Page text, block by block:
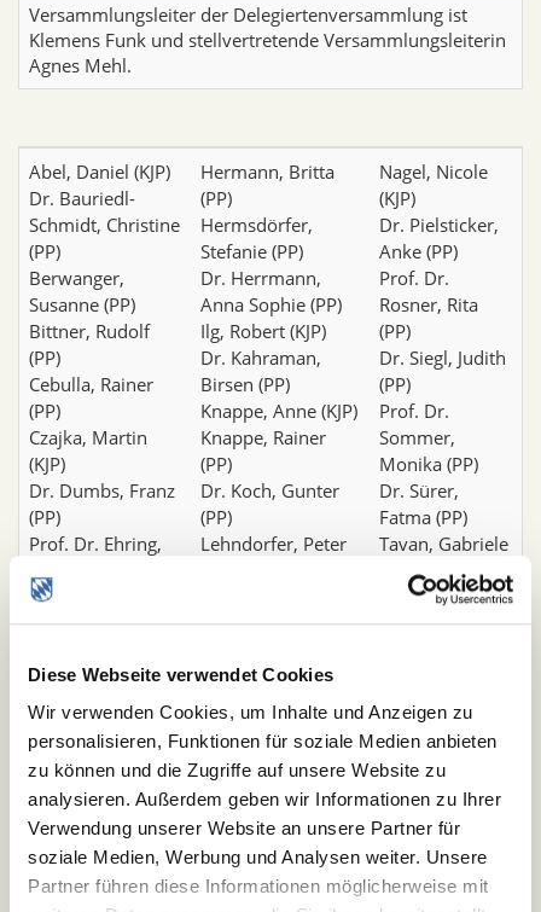
Diese Webseite verwendet Cookies
Wir verwenden Cookies, um Inhalte und Anzeigen zu
personalisieren, Funktionen für soziale Medien anbieten
zu können und die Zugriffe auf unsere Website zu
analysieren. Außerdem geben wir Informationen zu Ihrer
Verwendung unserer Website an unsere Partner für
soziale Medien, Werbung und Analysen weiter. Unsere
Partner führen diese Informationen möglicherweise mit
Versammlungsleiter der Delegiertenversammlung ist
Klemens Funk und stellvertretende Versammlungsleiterin
Agnes Mehl.
Abel, Daniel (KJP)
Dr. Bauriedl-
Schmidt, Christine
(PP)
Berwanger,
Susanne (PP)
Bittner, Rudolf
(PP)
Cebulla, Rainer
(PP)
Czajka, Martin
(KJP)
Dr. Dumbs, Franz
(PP)
Prof. Dr. Ehring,
Enzinger, Theresa
(PP)
Nölkenbockhoff,
Janine (PP)
Funk, Klemens
(PP)
Gorgas, Birgit (PP)
Dr. Gottschalk,
Anja (PP)
Grieshaber, Klara
Josefin (KJP)
Hermann, Britta
(PP)
Hermsdörfer,
Stefanie (PP)
Dr. Herrmann,
Anna Sophie (PP)
Ilg, Robert (KJP)
Dr. Kahraman,
Birsen (PP)
Knappe, Anne (KJP)
Knappe, Rainer
(PP)
Dr. Koch, Gunter
(PP)
Lehndorfer, Peter
Leinberger, Beate
Priv.-Doz. Dr.
Maragkos, Markos
(PP)
Dr. Marwitz,
Michael (PP)
Mehl, Agnes (PP)
Melcop, Gabriele
(KJP)
Dr. Melcop,
Nagel, Nicole
(KJP)
Dr. Pielsticker,
Anke (PP)
Prof. Dr.
Rosner, Rita
(PP)
Dr. Siegl, Judith
(PP)
Prof. Dr.
Sommer,
Monika (PP)
Dr. Sürer,
Fatma (PP)
Tavan, Gabriele
Dr. Thorwart,
Jürgen (PP)
Ulshöfer, Jens
(PP)
Urban,
Franziska (PP)
Prof. Dr. Vogel,
Heinrich (PP)
Waldherr,
Benedikt (PP)